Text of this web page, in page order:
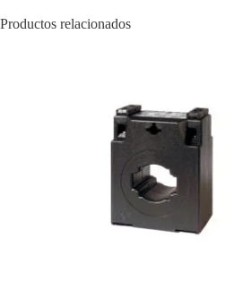
Productos relacionados